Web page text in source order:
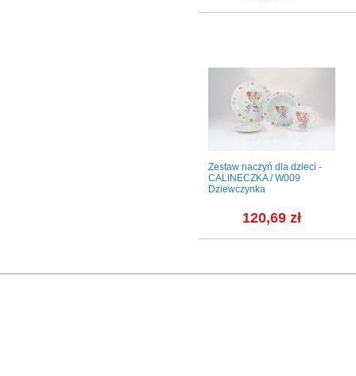
Zestaw naczyń dla dzieci -
CALINECZKA / W009
Dziewczynka
120,69 zł